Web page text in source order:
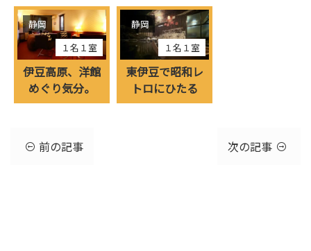
１名１室
静岡
伊豆高原、洋館
めぐり気分。
１名１室
静岡
東伊豆で昭和レ
トロにひたる
前の記事 次の記事